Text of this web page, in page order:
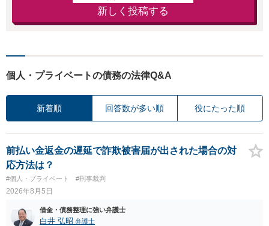
新しく投稿する
個人・プライベートの債務の法律Q&A
新着順 回答数が多い順 役にたった順
前払い金返金の遅延で詐欺被害届が出された場合の対
応方法は？
#個人・プライベート #刑事裁判
2026年8月5日
借金・債務整理に強い弁護士
白井 弘昭 弁護士